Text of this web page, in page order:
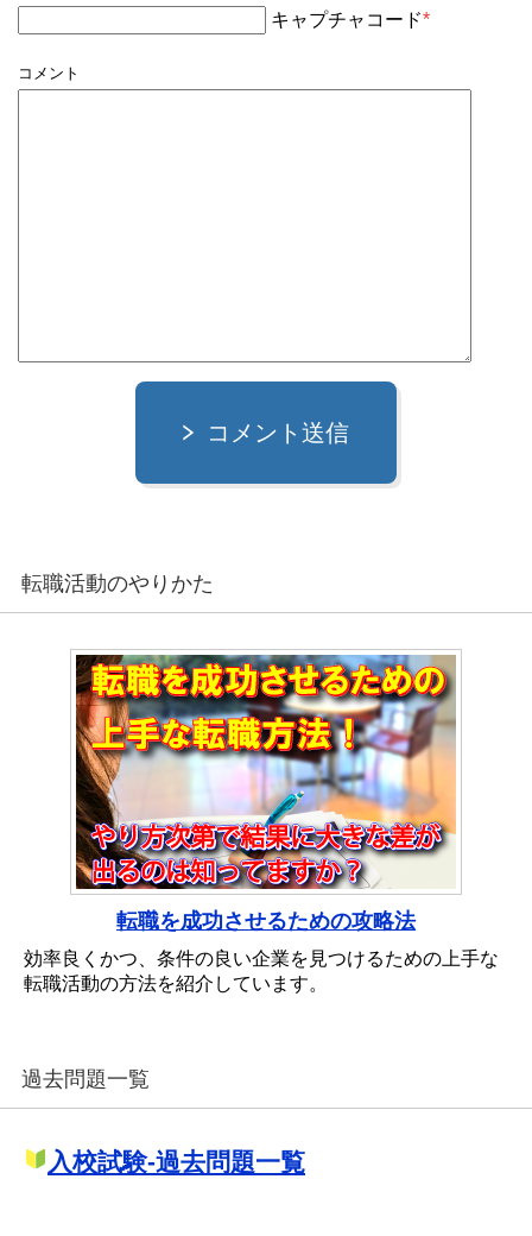
キャプチャコード*
コメント
コメント送信
転職活動のやりかた
転職を成功させるための攻略法
効率良くかつ、条件の良い企業を見つけるための上手な
転職活動の方法を紹介しています。
過去問題一覧
入校試験-過去問題一覧